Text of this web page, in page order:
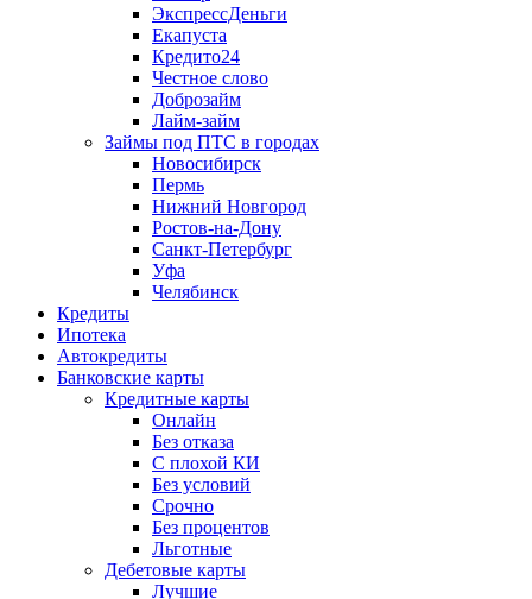
ЭкспрессДеньги
Екапуста
Кредито24
Честное слово
Доброзайм
Лайм-займ
Займы под ПТС в городах
Новосибирск
Пермь
Нижний Новгород
Ростов-на-Дону
Санкт-Петербург
Уфа
Челябинск
Кредиты
Ипотека
Автокредиты
Банковские карты
Кредитные карты
Онлайн
Без отказа
С плохой КИ
Без условий
Срочно
Без процентов
Льготные
Дебетовые карты
Лучшие